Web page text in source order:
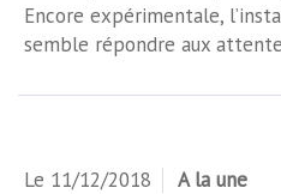
Encore expérimentale,
semble répondre aux
Le 11/12/2018 A la une